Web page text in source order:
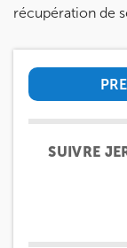
SUIVRE
récupération de
8 Rue
8 Rue
01 40
Prenez
Prenez